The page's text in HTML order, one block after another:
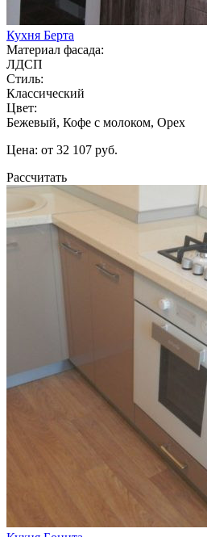
Кухня Берта
Материал фасада:
ЛДСП
Стиль:
Классический
Цвет:
Бежевый, Кофе с молоком, Орех
Цена: от 32 107 руб.
Рассчитать